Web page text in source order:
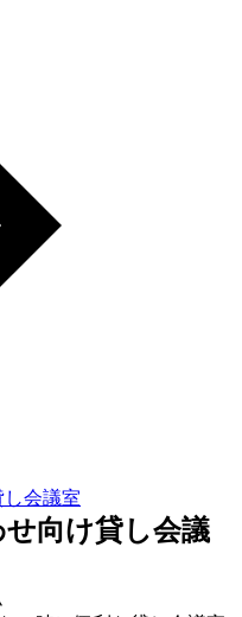
会議室
せ向け貸し会議